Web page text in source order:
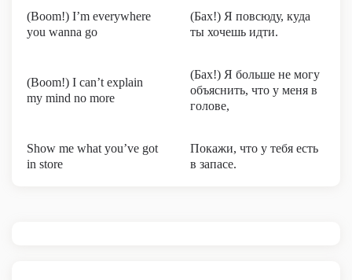
(Boom!) I’m everywhere
you wanna go
(Бах!) Я повсюду, куда
ты хочешь идти.
(Boom!) I can’t explain
my mind no more
(Бах!) Я больше не могу
объяснить, что у меня в
голове,
Show me what you’ve got
in store
Покажи, что у тебя есть
в запасе.